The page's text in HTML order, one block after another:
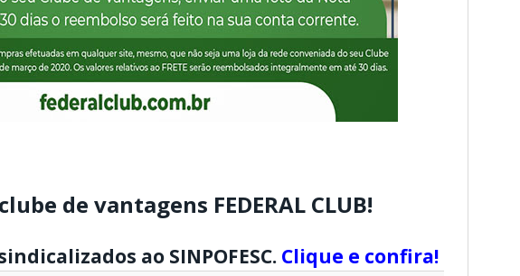
de vantagens FEDERAL CLUB!
ao SINPOFESC. Clique e confira!